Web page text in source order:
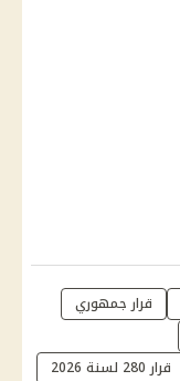
قرار جمهوري
قرار 280 لسنة 2026